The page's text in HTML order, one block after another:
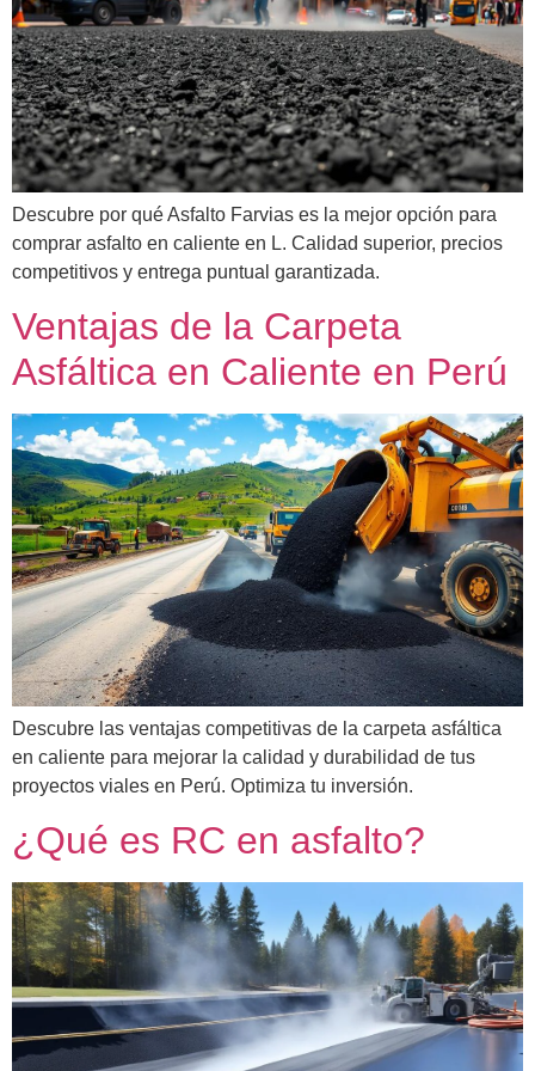
Descubre por qué Asfalto Farvias es la mejor opción para
comprar asfalto en caliente en L. Calidad superior, precios
competitivos y entrega puntual garantizada.
Ventajas de la Carpeta
Asfáltica en Caliente en Perú
Descubre las ventajas competitivas de la carpeta asfáltica
en caliente para mejorar la calidad y durabilidad de tus
proyectos viales en Perú. Optimiza tu inversión.
¿Qué es RC en asfalto?